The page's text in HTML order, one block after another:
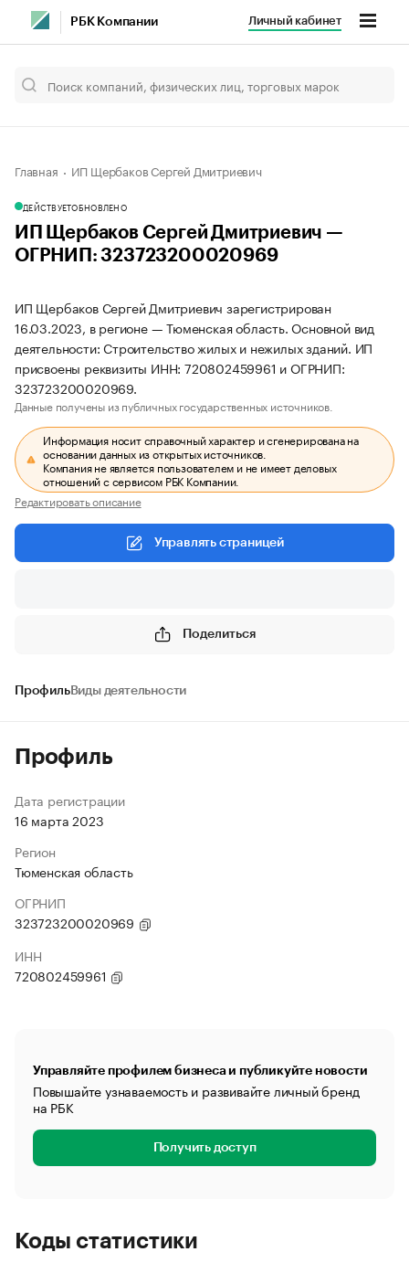
РБК Компании Личный кабинет
Главная ИП Щербаков Сергей Дмитриевич
ДЕЙСТВУЕТОБНОВЛЕНО
ИП Щербаков Сергей Дмитриевич —
ОГРНИП: 323723200020969
ИП Щербаков Сергей Дмитриевич зарегистрирован
16.03.2023, в регионе — Тюменская область. Основной вид
деятельности: Строительство жилых и нежилых зданий. ИП
присвоены реквизиты ИНН: 720802459961 и ОГРНИП:
323723200020969.
Данные получены из публичных государственных источников.
Информация носит справочный характер и сгенерирована на
основании данных из открытых источников.
Компания не является пользователем и не имеет деловых
отношений с сервисом РБК Компании.
Редактировать описание
Управлять страницей
Поделиться
ПрофильВиды деятельности
Профиль
Дата регистрации
16 марта 2023
Регион
Тюменская область
ОГРНИП
323723200020969
ИНН
720802459961
Управляйте профилем бизнеса и публикуйте новости
Повышайте узнаваемость и развивайте личный бренд
на РБК
Получить доступ
Коды статистики